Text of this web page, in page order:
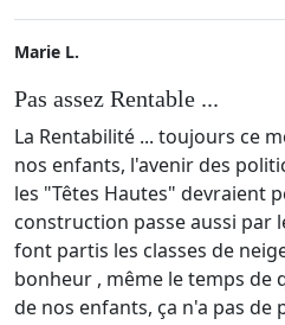
Marie L.
Pas assez Rentable ...
La Rentabilité ... toujours ce
nos enfants, l'avenir des
les "Têtes Hautes" devraient
construction passe aussi par
font partis les classes de
bonheur , même le temps de
de nos enfants, ça n'a pas de